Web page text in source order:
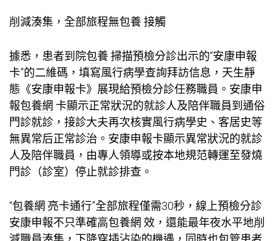
削減湊集，全部旅程無包養接觸
據悉，患者到院包養掃描預檢分診出示的“安康申報
卡”的二維碼，填寫風行病學查詢拜訪信息，天生靜
態《安康申報卡》展現給預檢分診任務職員。安康申
報包養網 卡顯示正常狀況的就診人及陪伴職員到通俗
門診就診，接診大夫再次核實風行病學史、客居史等
無異常后正常診治。安康申報卡顯示異常狀況的就診
人及陪伴職員，由專人領導或按本地規范轉運至發燒
門診（診室）停止就診排查。
“包養網 亮卡通行”全部旅程僅需30秒，線上預檢分診
安康申報不只準確高包養網 效，還能最年夜水平地削